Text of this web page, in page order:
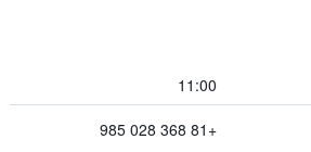
11:00
+81 368 028 985